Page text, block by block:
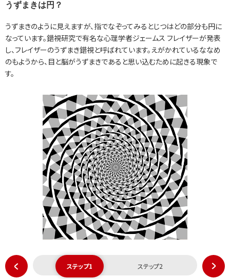
うずまきは円？
うずまきのように見えますが、指でなぞってみるとじつはどの部分も円に
なっています。錯視研究で有名な心理学者ジェームス フレイザーが発表
し、フレイザーのうずまき錯視と呼ばれています。えがかれているななめ
のもようから、目と脳がうずまきであると思い込むために起きる現象で
す。
ステップ1 ステップ2